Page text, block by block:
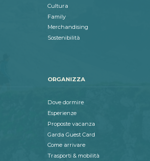
Cultura
Family
Merchandising
Sostenibilità
ORGANIZZA
Dove dormire
Esperienze
Proposte vacanza
Garda Guest Card
Come arrivare
Trasporti & mobilità